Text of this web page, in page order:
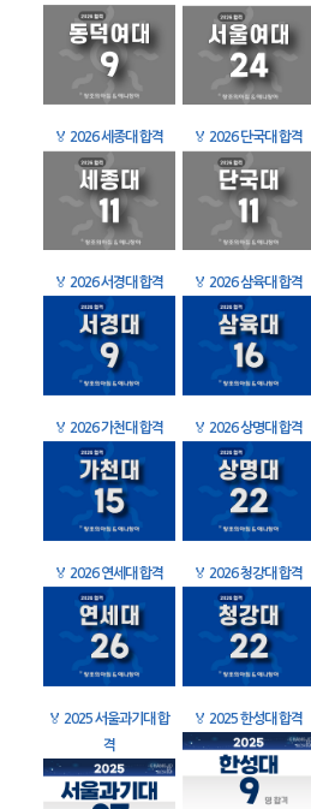
🏅 2026 세종대 합격 🏅 2026 단국대 합격
🏅 2026 서경대 합격 🏅 2026 삼육대 합격
🏅 2026 가천대 합격 🏅 2026 상명대 합격
🏅 2026 연세대 합격 🏅 2026 청강대 합격
🏅 2025 서울과기대 합
격
🏅 2025 한성대 합격